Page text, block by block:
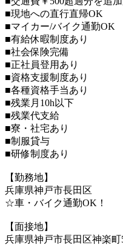
■現地への直行直帰OK
■マイカー/バイク通勤OK
■有給休暇制度あり
■社会保険完備
■正社員登用あり
■資格支援制度あり
■各種資格手当あり
■残業月10h以下
■残業代支給
■寮・社宅あり
■制服貸与
■研修制度あり
【勤務地】
兵庫県神戸市長田区
☆車・バイク通勤OK！
【面接地】
兵庫県神戸市長田区神楽町